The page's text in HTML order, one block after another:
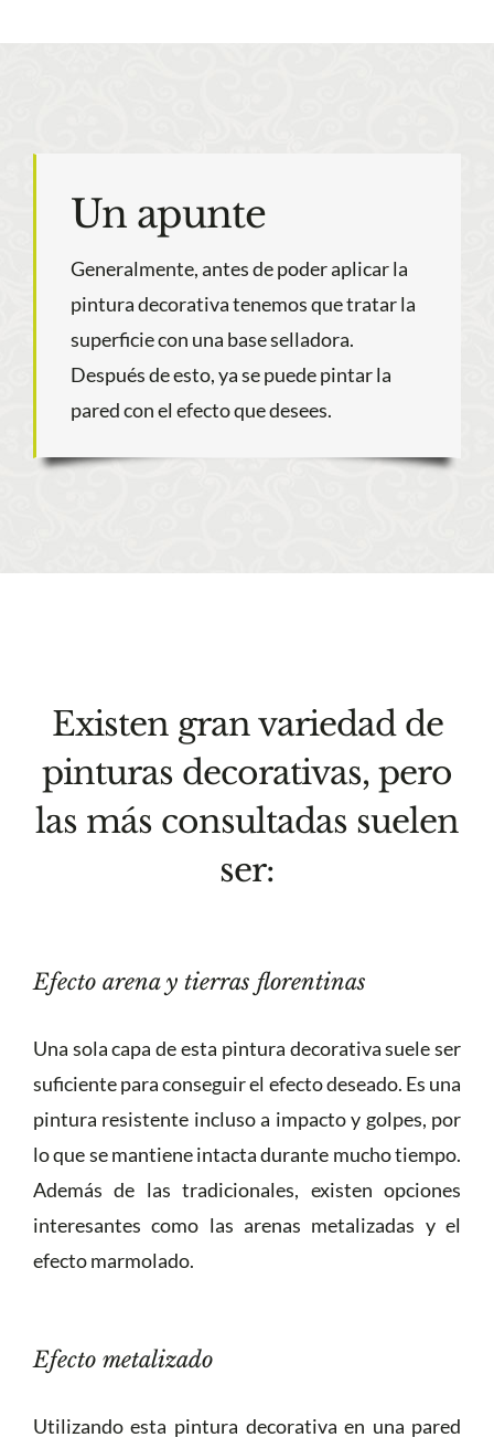
Un apunte
Generalmente, antes de poder aplicar la
pintura decorativa tenemos que tratar la
superficie con una base selladora.
Después de esto, ya se puede pintar la
pared con el efecto que desees.
Existen gran variedad de
pinturas decorativas, pero
las más consultadas suelen
ser:
Efecto arena y tierras florentinas
Una sola capa de esta pintura decorativa suele ser
suficiente para conseguir el efecto deseado. Es una
pintura resistente incluso a impacto y golpes, por
lo que se mantiene intacta durante mucho tiempo.
Además de las tradicionales, existen opciones
interesantes como las arenas metalizadas y el
efecto marmolado.
Efecto metalizado
Utilizando esta pintura decorativa en una pared